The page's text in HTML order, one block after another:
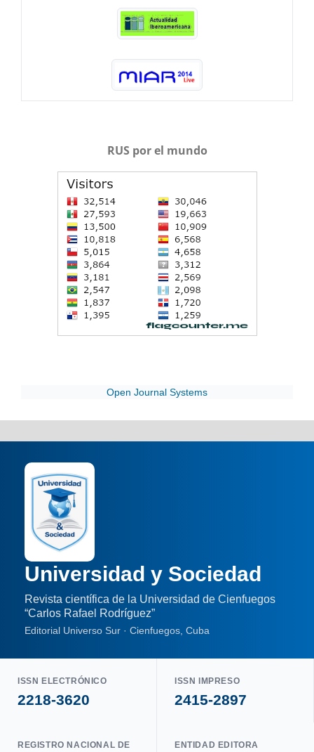
RUS por el mundo
Open Journal Systems
Universidad y Sociedad
Revista científica de la Universidad de Cienfuegos
“Carlos Rafael Rodríguez”
Editorial Universo Sur · Cienfuegos, Cuba
ISSN ELECTRÓNICO
2218-3620
ISSN IMPRESO
2415-2897
REGISTRO NACIONAL DE
ENTIDAD EDITORA